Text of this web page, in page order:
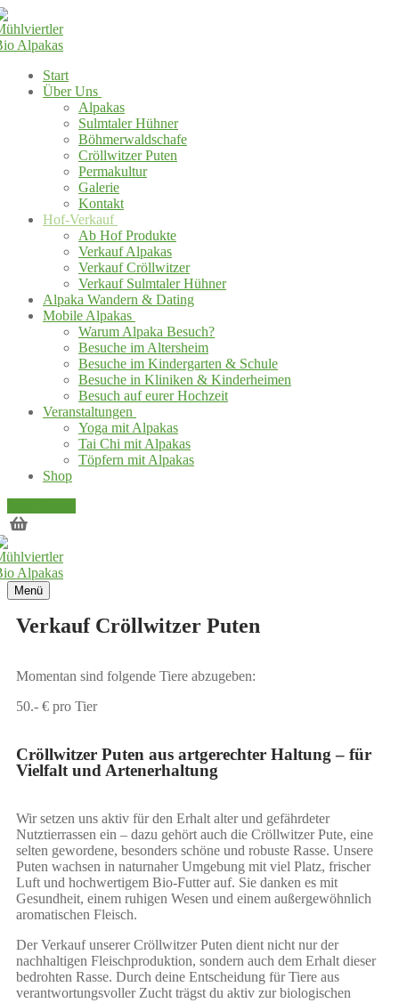
Start
Über Uns
Alpakas
Sulmtaler Hühner
Böhmerwaldschafe
Cröllwitzer Puten
Permakultur
Galerie
Kontakt
Hof-Verkauf
Ab Hof Produkte
Verkauf Alpakas
Verkauf Cröllwitzer
Verkauf Sulmtaler Hühner
Alpaka Wandern & Dating
Mobile Alpakas
Warum Alpaka Besuch?
Besuche im Altersheim
Besuche im Kindergarten & Schule
Besuche in Kliniken & Kinderheimen
Besuch auf eurer Hochzeit
Veranstaltungen
Yoga mit Alpakas
Tai Chi mit Alpakas
Töpfern mit Alpakas
Shop
Menü
Verkauf Cröllwitzer Puten
Momentan sind folgende Tiere abzugeben:
50.- € pro Tier
Cröllwitzer Puten aus artgerechter Haltung – für
Vielfalt und Artenerhaltung
Wir setzen uns aktiv für den Erhalt alter und gefährdeter
Nutztierrassen ein – dazu gehört auch die Cröllwitzer Pute, eine
selten gewordene, besonders schöne und robuste Rasse. Unsere
Puten wachsen in naturnaher Umgebung mit viel Platz, frischer
Luft und hochwertigem Bio-Futter auf. Sie danken es mit
Gesundheit, einem ruhigen Wesen und einem außergewöhnlich
aromatischen Fleisch.
Der Verkauf unserer Cröllwitzer Puten dient nicht nur der
nachhaltigen Fleischproduktion, sondern auch dem Erhalt dieser
bedrohten Rasse. Durch deine Entscheidung für Tiere aus
verantwortungsvoller Zucht trägst du aktiv zur biologischen